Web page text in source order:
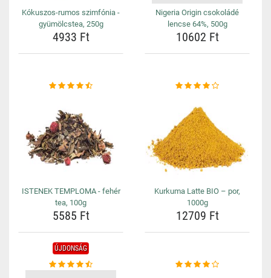
Kókuszos-rumos szimfónia -
gyümölcstea, 250g
4933 Ft
Nigeria Origin csokoládé
lencse 64%, 500g
10602 Ft
ISTENEK TEMPLOMA - fehér
tea, 100g
5585 Ft
Kurkuma Latte BIO – por,
1000g
12709 Ft
ÚJDONSÁG